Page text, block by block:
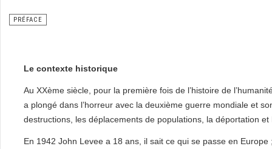
PRÉFACE
Le contexte historique
Au XXème siècle, pour la première fois de l’histoire de
a plongé dans l’horreur avec la deuxième guerre mondiale et
destructions, les déplacements de populations, la déportation et
En 1942 John Levee a 18 ans, il sait ce qui se passe en